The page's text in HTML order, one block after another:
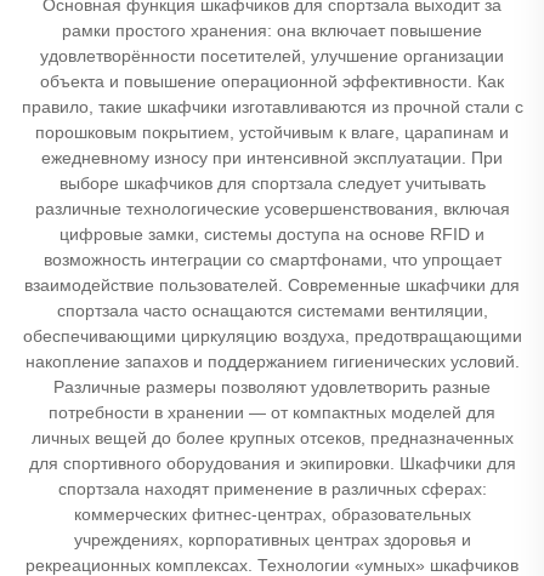
Основная функция шкафчиков для спортзала выходит за
рамки простого хранения: она включает повышение
удовлетворённости посетителей, улучшение организации
объекта и повышение операционной эффективности. Как
правило, такие шкафчики изготавливаются из прочной стали с
порошковым покрытием, устойчивым к влаге, царапинам и
ежедневному износу при интенсивной эксплуатации. При
выборе шкафчиков для спортзала следует учитывать
различные технологические усовершенствования, включая
цифровые замки, системы доступа на основе RFID и
возможность интеграции со смартфонами, что упрощает
взаимодействие пользователей. Современные шкафчики для
спортзала часто оснащаются системами вентиляции,
обеспечивающими циркуляцию воздуха, предотвращающими
накопление запахов и поддержанием гигиенических условий.
Различные размеры позволяют удовлетворить разные
потребности в хранении — от компактных моделей для
личных вещей до более крупных отсеков, предназначенных
для спортивного оборудования и экипировки. Шкафчики для
спортзала находят применение в различных сферах:
коммерческих фитнес-центрах, образовательных
учреждениях, корпоративных центрах здоровья и
рекреационных комплексах. Технологии «умных» шкафчиков